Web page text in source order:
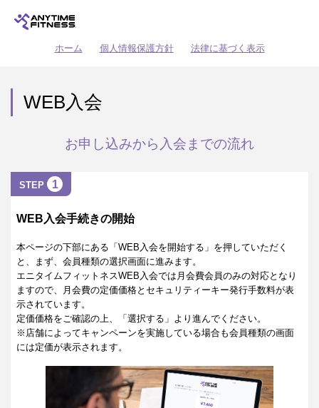
ホーム 個人情報保護方針 法律に基づく表示
WEB入会
お申し込みから入会までの流れ
STEP 1
WEB入会手続きの開始
本ページの下部にある「WEB入会を開始する」を押していただく
と、まず、会員種類の選択画面に進みます。
エニタイムフィットネスWEB入会では月会費会員のみの対応となり
ますので、月会費の定価価格とセキュリティーキー発行手数料が表
示されています。
定価価格をご確認の上、「選択する」より進んでください。
※店舗によってキャンペーンを実施している場合も会員種類の画面
には定価が表示されます。